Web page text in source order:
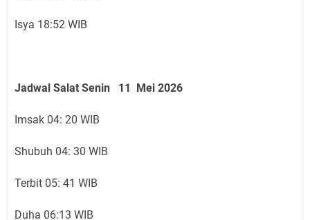
Isya 18:52 WIB
Jadwal Salat Senin 11 Mei 2026
Imsak 04: 20 WIB
Shubuh 04: 30 WIB
Terbit 05: 41 WIB
Duha 06:13 WIB